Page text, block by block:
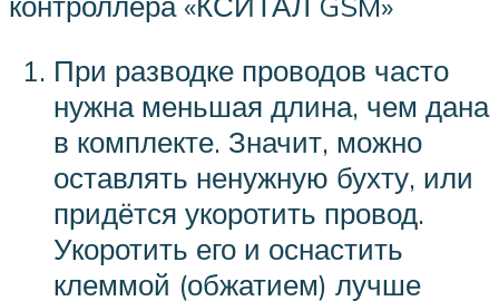
При разводке проводов часто
нужна меньшая длина, чем дана
в комплекте. Значит, можно
оставлять ненужную бухту, или
придётся укоротить провод.
Укоротить его и оснастить
клеммой (обжатием) лучше